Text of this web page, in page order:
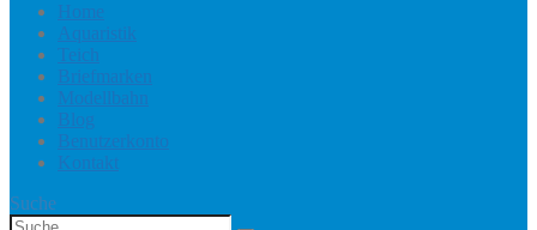
Home
Aquaristik
Teich
Briefmarken
Modellbahn
Blog
Benutzerkonto
Kontakt
Suche